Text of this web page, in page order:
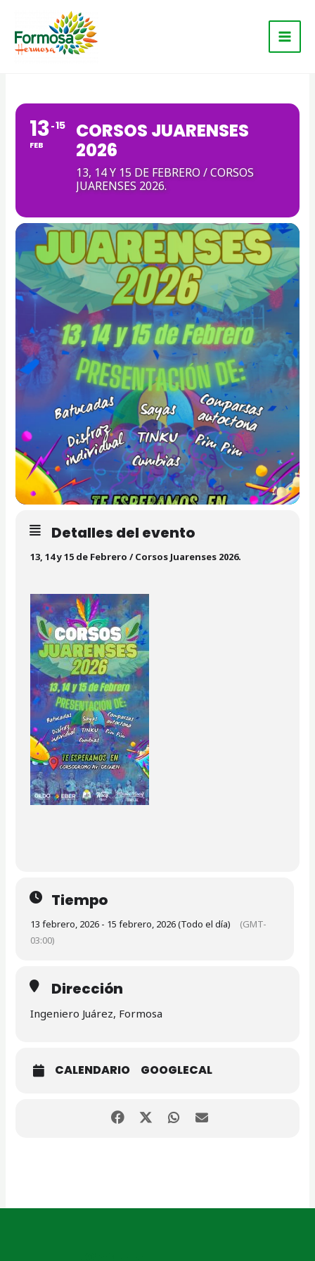
contenido
13
FEB
15
CORSOS JUARENSES
2026
13, 14 Y 15 DE FEBRERO / CORSOS
JUARENSES 2026.
Detalles del evento
13, 14 y 15 de Febrero / Corsos Juarenses 2026.
Tiempo
13 febrero, 2026 - 15 febrero, 2026 (Todo el día)
(GMT-
03:00)
Dirección
Ingeniero Juárez, Formosa
CALENDARIO GOOGLECAL